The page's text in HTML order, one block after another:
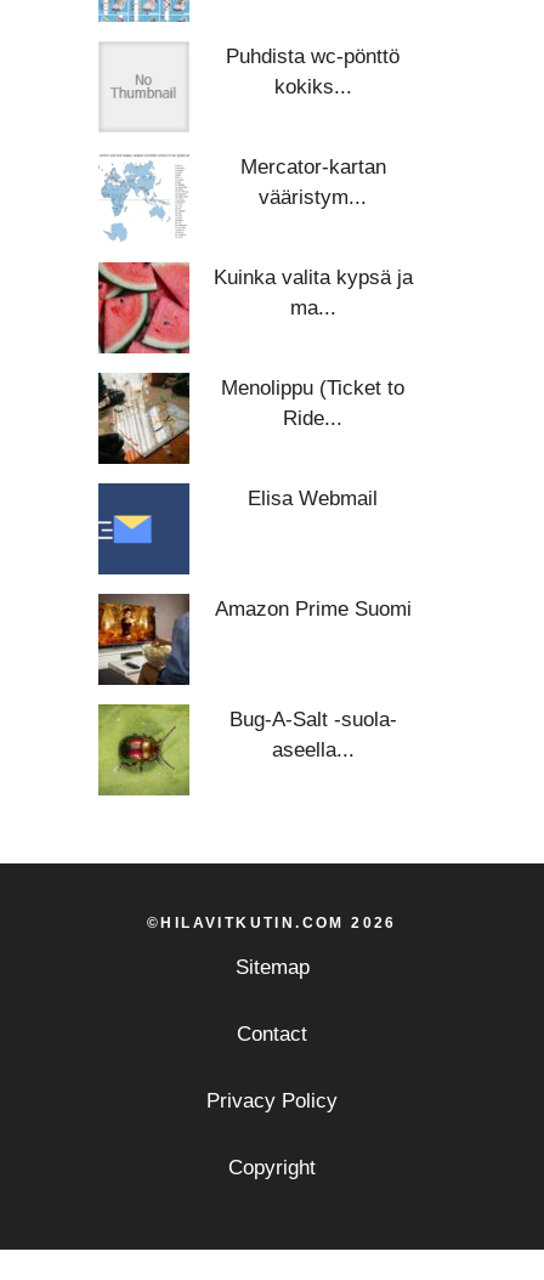
Puhdista wc-pönttö
kokiks...
Mercator-kartan
vääristym...
Kuinka valita kypsä ja
ma...
Menolippu (Ticket to
Ride...
Elisa Webmail
Amazon Prime Suomi
Bug-A-Salt -suola-
aseella...
©HILAVITKUTIN.COM 2026
Sitemap
Contact
Privacy Policy
Copyright